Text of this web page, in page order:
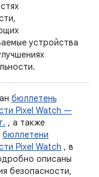
устройства
бюллетень
Pixel Watch —
, а также
бюллетени
Pixel Watch , в
описаны
безопасности,